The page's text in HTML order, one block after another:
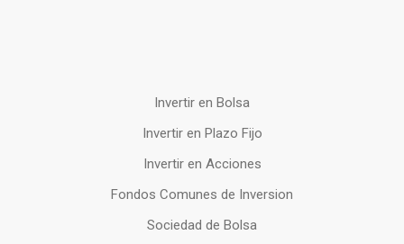
Invertir en Bolsa
Invertir en Plazo Fijo
Invertir en Acciones
Fondos Comunes de Inversion
Sociedad de Bolsa